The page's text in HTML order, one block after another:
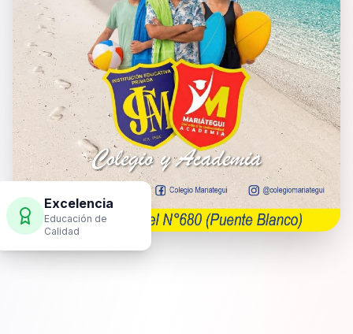
Excelencia
Educación de
Calidad